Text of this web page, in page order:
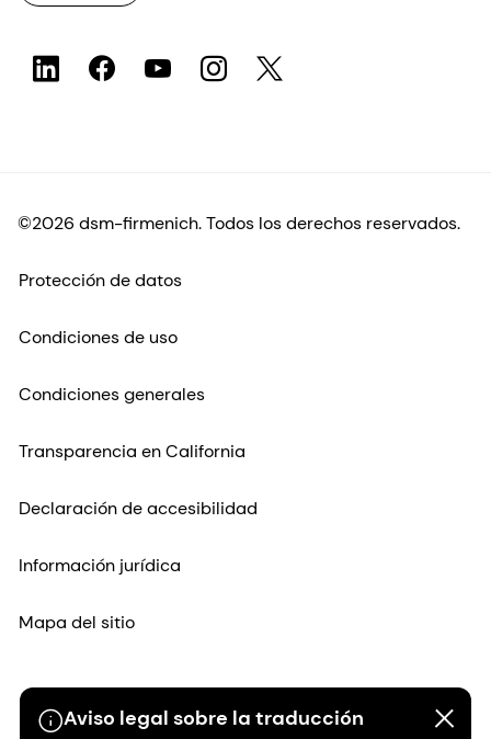
Aviso legal sobre la traducción
©2026 dsm-firmenich. Todos los derechos reservados.
Protección de datos
Condiciones de uso
Condiciones generales
Transparencia en California
Declaración de accesibilidad
Información jurídica
Mapa del sitio